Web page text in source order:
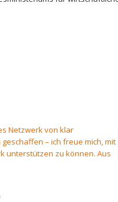
Netzwerk von klar
– ich freue mich, mit
unterstützen zu können. Aus